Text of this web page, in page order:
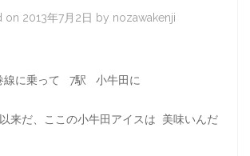
on 2013年7月2日 by nozawakenji
線に乗って 7駅 小牛田に
来だ、ここの小牛田アイスは 美味いんだ